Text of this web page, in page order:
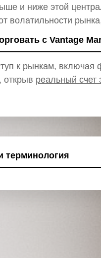
и ниже этой
волатильности
с Vantage
к рынкам, включая
открыв реальный счет
терминология